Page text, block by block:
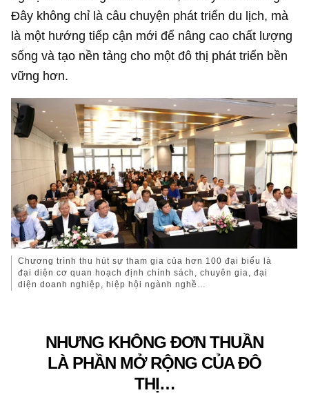
Đây không chỉ là câu chuyện phát triển du lịch, mà
là một hướng tiếp cận mới để nâng cao chất lượng
sống và tạo nền tảng cho một đô thị phát triển bền
vững hơn.
Chương trình thu hút sự tham gia của hơn 100 đại biểu là
đại diện cơ quan hoạch định chính sách, chuyên gia, đại
diện doanh nghiệp, hiệp hội ngành nghề…
NHƯNG KHÔNG ĐƠN THUẦN
LÀ PHẦN MỞ RỘNG CỦA ĐÔ
THỊ…